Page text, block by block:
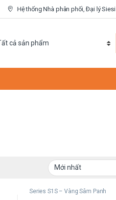
Hệ thống Nhà phân phối, Đại lý Siesi
Series S1S – Vàng Sâm Panh